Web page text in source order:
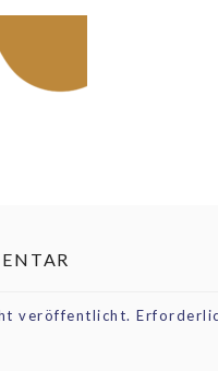
veröffentlicht.